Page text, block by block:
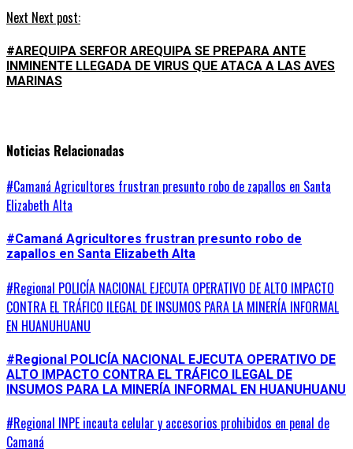
Next Next post:
#AREQUIPA SERFOR AREQUIPA SE PREPARA ANTE
INMINENTE LLEGADA DE VIRUS QUE ATACA A LAS AVES
MARINAS
Noticias Relacionadas
#Camaná Agricultores frustran presunto robo de zapallos en Santa
Elizabeth Alta
#Camaná Agricultores frustran presunto robo de
zapallos en Santa Elizabeth Alta
#Regional POLICÍA NACIONAL EJECUTA OPERATIVO DE ALTO IMPACTO
CONTRA EL TRÁFICO ILEGAL DE INSUMOS PARA LA MINERÍA INFORMAL
EN HUANUHUANU
#Regional POLICÍA NACIONAL EJECUTA OPERATIVO DE
ALTO IMPACTO CONTRA EL TRÁFICO ILEGAL DE
INSUMOS PARA LA MINERÍA INFORMAL EN HUANUHUANU
#Regional INPE incauta celular y accesorios prohibidos en penal de
Camaná